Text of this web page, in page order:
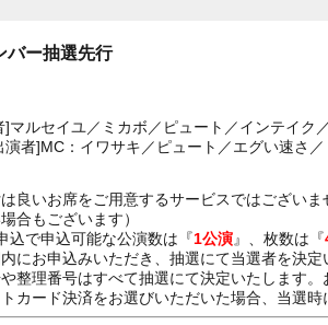
バー抽選先行
]マルセイユ／ミカボ／ピュート／インテイ
演者]MC：イワサキ／ピュート／エグい速さ
は良いお席をご用意するサービスではござい
合もございます）
込で申込可能な公演数は『1公演』、枚数は『
内にお申込みいただき、抽選にて当選者を決定
や整理番号はすべて抽選にて決定いたします。
トカード決済をお選びいただいた場合、当選時